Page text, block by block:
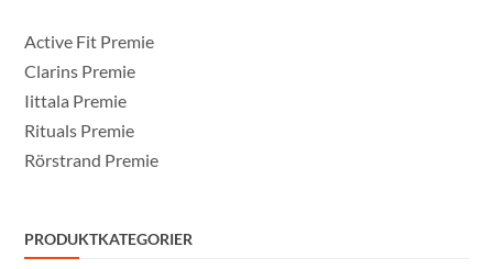
Active Fit Premie
Clarins Premie
Iittala Premie
Rituals Premie
Rörstrand Premie
PRODUKTKATEGORIER